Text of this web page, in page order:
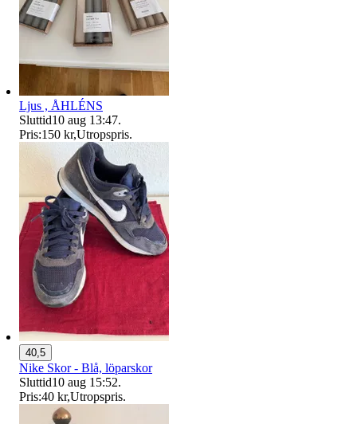
Ljus , ÅHLÉNS
Sluttid10 aug 13:47.
Pris:150 kr,Utropspris.
40,5
Nike Skor - Blå, löparskor
Sluttid10 aug 15:52.
Pris:40 kr,Utropspris.